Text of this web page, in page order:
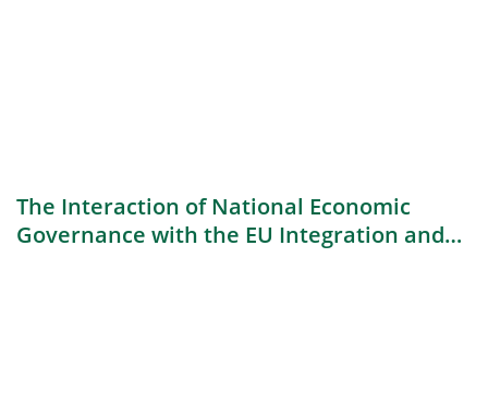
The Interaction of National Economic
Governance with the EU Integration and